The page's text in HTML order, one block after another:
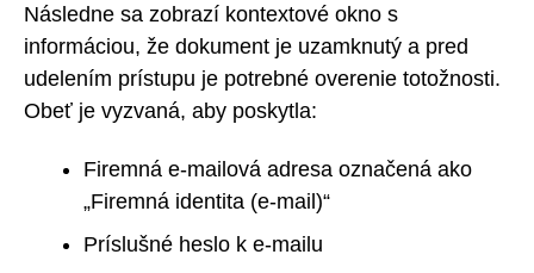
Následne sa zobrazí kontextové okno s
informáciou, že dokument je uzamknutý a pred
udelením prístupu je potrebné overenie totožnosti.
Obeť je vyzvaná, aby poskytla:
Firemná e-mailová adresa označená ako
„Firemná identita (e-mail)“
Príslušné heslo k e-mailu